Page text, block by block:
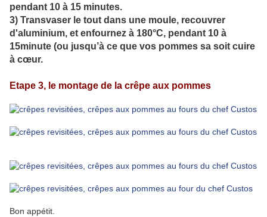
pendant 10 à 15 minutes.
3) Transvaser le tout dans une moule, recouvrer
d'aluminium, et enfournez à 180°C, pendant 10 à
15minute (ou jusqu’à ce que vos pommes sa soit cuire
à cœur.
Etape 3, le montage de la crêpe aux pommes
Bon appétit.